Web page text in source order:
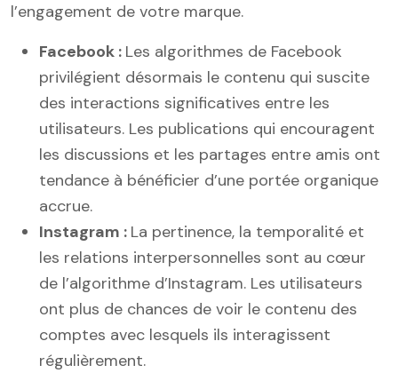
l’engagement de votre marque.
Facebook : Les algorithmes de Facebook
privilégient désormais le contenu qui suscite
des interactions significatives entre les
utilisateurs. Les publications qui encouragent
les discussions et les partages entre amis ont
tendance à bénéficier d’une portée organique
accrue.
Instagram : La pertinence, la temporalité et
les relations interpersonnelles sont au cœur
de l’algorithme d’Instagram. Les utilisateurs
ont plus de chances de voir le contenu des
comptes avec lesquels ils interagissent
régulièrement.